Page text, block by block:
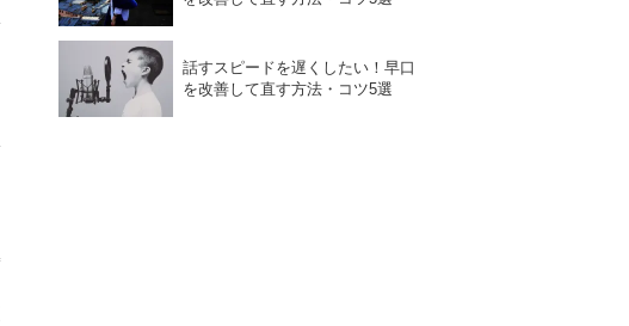
話すスピードを遅くしたい！早口
を改善して直す方法・コツ5選